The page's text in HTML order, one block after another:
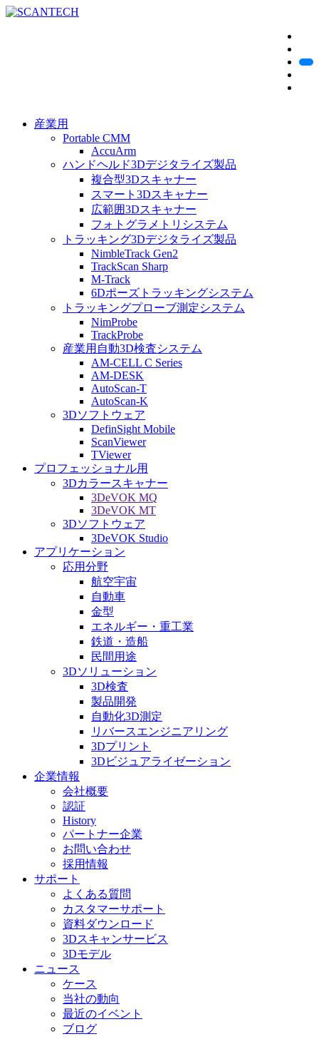
産業用
Portable CMM
AccuArm
ハンドヘルド3Dデジタライズ製品
複合型3Dスキャナー
スマート3Dスキャナー
広範囲3Dスキャナー
フォトグラメトリシステム
トラッキング3Dデジタライズ製品
NimbleTrack Gen2
TrackScan Sharp
M-Track
6Dポーズトラッキングシステム
トラッキングプローブ測定システム
NimProbe
TrackProbe
産業用自動3D検査システム
AM-CELL C Series
AM-DESK
AutoScan-T
AutoScan-K
3Dソフトウェア
DefinSight Mobile
ScanViewer
TViewer
プロフェッショナル用
3Dカラースキャナー
3DeVOK MQ
3DeVOK MT
3Dソフトウェア
3DeVOK Studio
アプリケーション
応用分野
航空宇宙
自動車
金型
エネルギー・重工業
鉄道・造船
民間用途
3Dソリューション
3D検査
製品開発
自動化3D測定
リバースエンジニアリング
3Dプリント
3Dビジュアライゼーション
企業情報
会社概要
認証
History
パートナー企業
お問い合わせ
採用情報
サポート
よくある質問
カスタマーサポート
資料ダウンロード
3Dスキャンサービス
3Dモデル
ニュース
ケース
当社の動向
最近のイベント
ブログ